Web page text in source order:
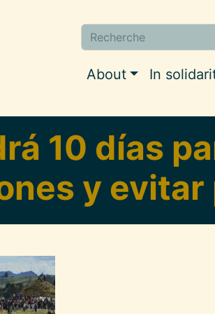
About In
Search
10 días
y evitar